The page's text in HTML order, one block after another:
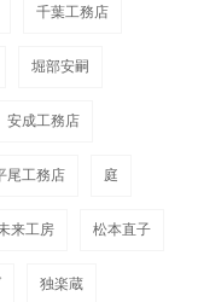
千葉工務店
堀部安嗣
安成工務店
尾工務店 庭
来工房 松本直子
独楽蔵